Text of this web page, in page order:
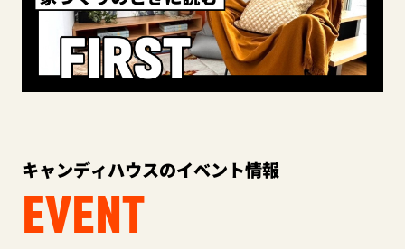
キャンディハウスのイベント情報
EVENT